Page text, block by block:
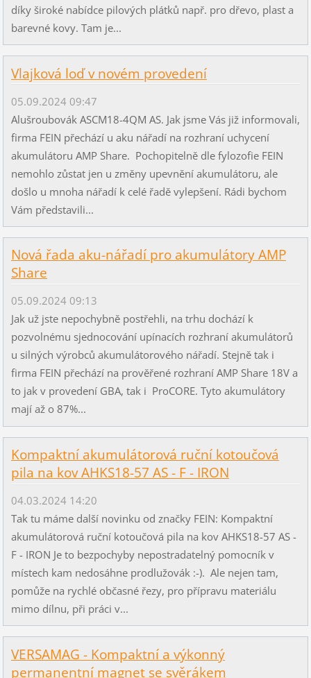
díky široké nabídce pilových plátků např. pro dřevo, plast a
barevné kovy. Tam je...
Vlajková loď v novém provedení
05.09.2024 09:47
Alušroubovák ASCM18-4QM AS. Jak jsme Vás již informovali,
firma FEIN přechází u aku nářadí na rozhraní uchycení
akumulátoru AMP Share. Pochopitelně dle fylozofie FEIN
nemohlo zůstat jen u změny upevnění akumulátoru, ale
došlo u mnoha nářadí k celé řadě vylepšení. Rádi bychom
Vám představili...
Nová řada aku-nářadí pro akumulátory AMP
Share
05.09.2024 09:13
Jak už jste nepochybně postřehli, na trhu dochází k
pozvolnému sjednocování upínacích rozhraní akumulátorů
u silných výrobců akumulátorového nářadí. Stejně tak i
firma FEIN přechází na prověřené rozhraní AMP Share 18V a
to jak v provedení GBA, tak i ProCORE. Tyto akumulátory
mají až o 87%...
Kompaktní akumulátorová ruční kotoučová
pila na kov AHKS18-57 AS - F - IRON
04.03.2024 14:20
Tak tu máme další novinku od značky FEIN: Kompaktní
akumulátorová ruční kotoučová pila na kov AHKS18-57 AS -
F - IRON Je to bezpochyby nepostradatelný pomocník v
místech kam nedosáhne prodlužovák :-). Ale nejen tam,
pomůže na rychlé občasné řezy, pro přípravu materiálu
mimo dílnu, při práci v...
VERSAMAG - Kompaktní a výkonný
permanentní magnet se svěrákem